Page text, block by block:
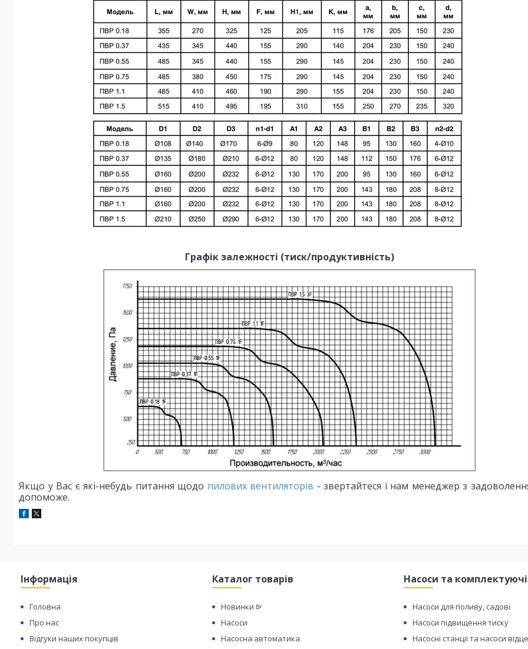
Графік залежності (тиск/продуктивність)
Якщо у Вас є які-небудь питання щодо пилових вентиляторів - звертайтеся і нам менеджер з
допоможе.
Інформація
Головна
Про нас
Відгуки наших покупців
Каталог товарів
Новинки ᐉ
Насоси
Насосна автоматика
Насоси та комплектуючі
Насоси для поливу, садові
Насоси підвищення тиску
Насосні станції та насоси